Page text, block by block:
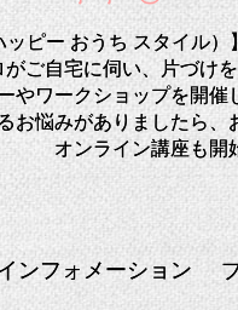
ピー おうち スタイル
がご自宅に伺い、片づけ
やワークショップを開
お悩みがありましたら、
オンライン講座も開
ンフォメーション